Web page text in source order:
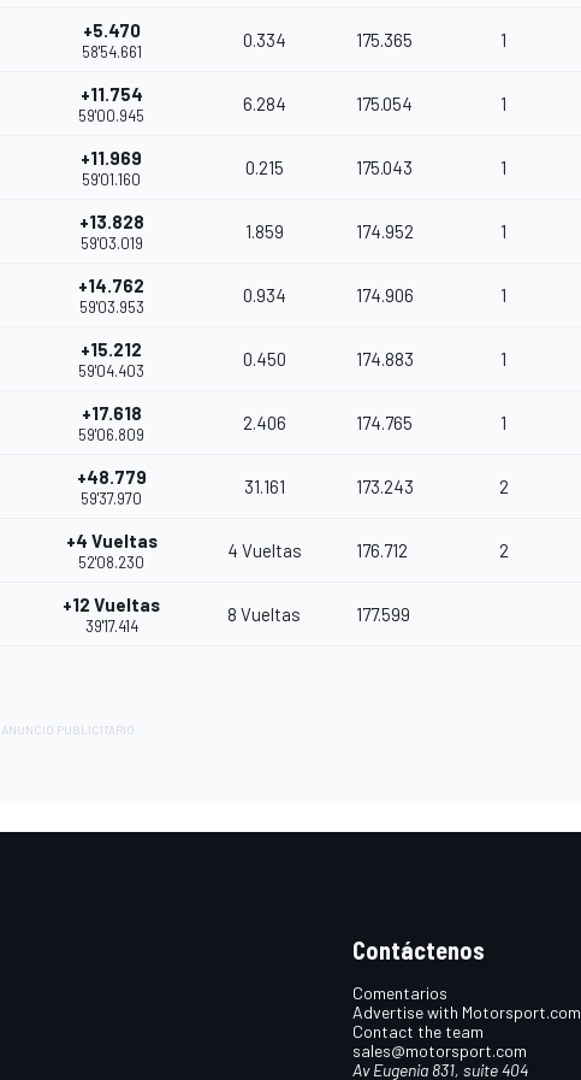
+5.470
58'54.661
0.334 175.365 1
+11.754
59'00.945
6.284 175.054 1
+11.969
59'01.160
0.215 175.043 1
+13.828
59'03.019
1.859 174.952 1
+14.762
59'03.953
0.934 174.906 1
+15.212
59'04.403
0.450 174.883 1
+17.618
59'06.809
2.406 174.765 1
+48.779
59'37.970
31.161 173.243 2
+4 Vueltas
52'08.230
4 Vueltas 176.712 2
+12 Vueltas
39'17.414
8 Vueltas 177.599
Contáctenos
Comentarios
Advertise with Motorsport.com
Contact the team
sales@motorsport.com
Av Eugenia 831, suite 404